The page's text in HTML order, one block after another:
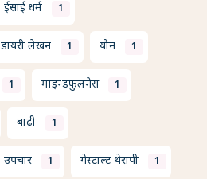
ईसाई धर्म 1
डायरी लेखन 1 यौन 1
1 माइन्डफुलनेस 1
बाढी 1
उपचार 1 गेस्टाल्ट थेरापी 1